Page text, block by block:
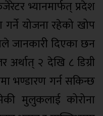
भ्यानमार्फत् प्रदेश
गर्ने योजना रहेको खोप
जानकारी दिएका छन
२ देखि ८ डिग्री
भण्डारण गर्न सकिन्छ
मुलुकलाई कोरोना